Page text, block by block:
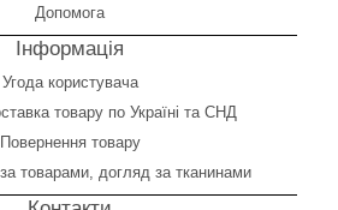
Допомога
Інформація
Угода користувача
товару по Україні та СНД
Повернення товару
товарами, догляд за тканинами